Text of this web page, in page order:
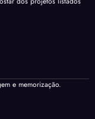
e memorização.